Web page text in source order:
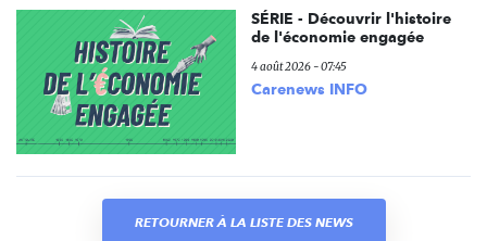
SÉRIE - Découvrir l'histoire
de l'économie engagée
4 août 2026 - 07:45
Carenews INFO
RETOURNER À LA LISTE DES NEWS